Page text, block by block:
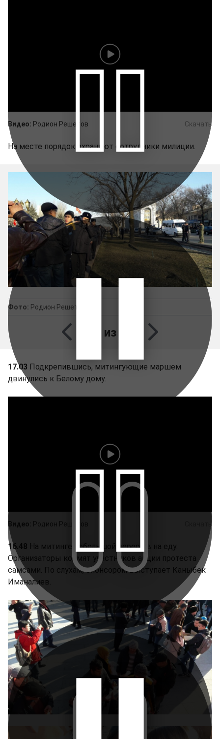
Скачать
Видео: Родион Решетов
На месте порядок охраняют сотрудники милиции.
Фото: Родион Решетов
1 из 3
17.03 Подкрепившись, митингующие маршем
двинулись к Белому дому.
Скачать
Видео: Родион Решетов
16.48 На митинге небольшой перерыв на еду.
Организаторы кормят участников акции протеста
самсами. По слухам, спонсором выступает Каныбек
Иманалиев.